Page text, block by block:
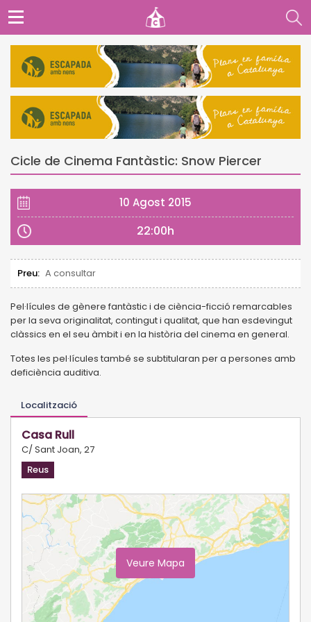
Cicle de Cinema Fantàstic: Snow Piercer
10 Agost 2015
22:00h
Preu: A consultar
Pel·lícules de gènere fantàstic i de ciència-ficció remarcables
per la seva originalitat, contingut i qualitat, que han esdevingut
clàssics en el seu àmbit i en la història del cinema en general.
Totes les pel·lícules també se subtitularan per a persones amb
deficiència auditiva.
Localització
Casa Rull
C/ Sant Joan, 27
Reus
Veure Mapa